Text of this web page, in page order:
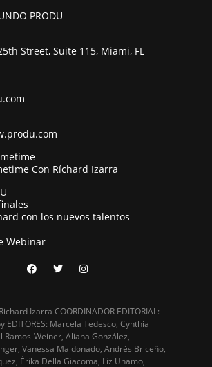
PRODU
Street, Suite 115, Miami, FL
Con Ríchard Izarra
con los nuevos talentos
Webinar
Richard Izarra COORDINADOR EDITORIAL:
EDITORES: Marcela Tedesco, Cynthia
Ramos-Weiner, Aliana González,
Vanessa Maldonado, Andrés Briceño,
Érika Della Giacoma, Liz Unamo,